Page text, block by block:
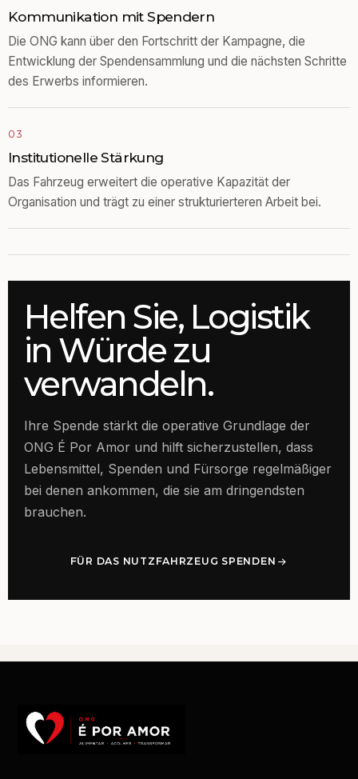
Kommunikation mit Spendern
Die ONG kann über den Fortschritt der Kampagne, die
Entwicklung der Spendensammlung und die nächsten Schritte
des Erwerbs informieren.
03
Institutionelle Stärkung
Das Fahrzeug erweitert die operative Kapazität der
Organisation und trägt zu einer strukturierteren Arbeit bei.
Helfen Sie, Logistik
in Würde zu
verwandeln.
Ihre Spende stärkt die operative Grundlage der
ONG É Por Amor und hilft sicherzustellen, dass
Lebensmittel, Spenden und Fürsorge regelmäßiger
bei denen ankommen, die sie am dringendsten
brauchen.
FÜR DAS NUTZFAHRZEUG SPENDEN